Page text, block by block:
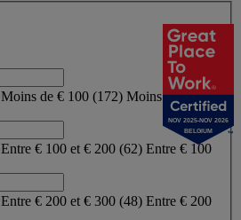
Moins de € 100 (172) Moins de € 100
Entre € 100 et € 200 (62) Entre € 100
Entre € 200 et € 300 (48) Entre € 200
NOV 2025-NOV 2026
BELGIUM